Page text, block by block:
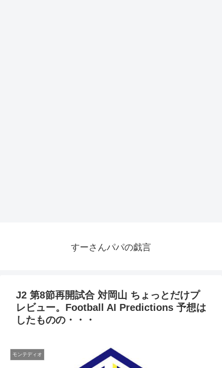
すーさんパパの戯言
J2 第8節再開試合 対岡山 ちょっとだけプ
レビュー。Football AI Predictions 予想は
したものの・・・
モンテディオ